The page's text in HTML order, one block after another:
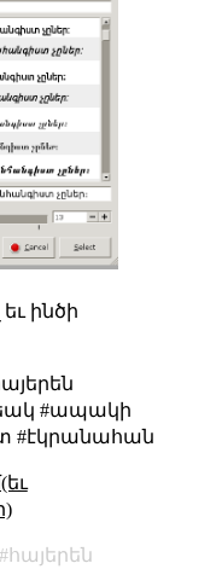
ինծի
#ապակի
#էկրանահան
հայերեն